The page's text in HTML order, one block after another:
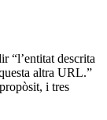
“l’entitat descrita
altra URL.”
i tres